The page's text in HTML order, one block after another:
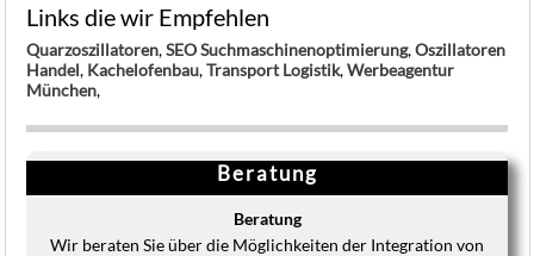
Links die wir Empfehlen
Quarzoszillatoren,SEO Suchmaschinenoptimierung,Oszillatoren
Handel, Kachelofenbau,Transport Logistik,Werbeagentur
München,
Beratung
Beratung
Wir beraten Sie über die Möglichkeiten der Integration von